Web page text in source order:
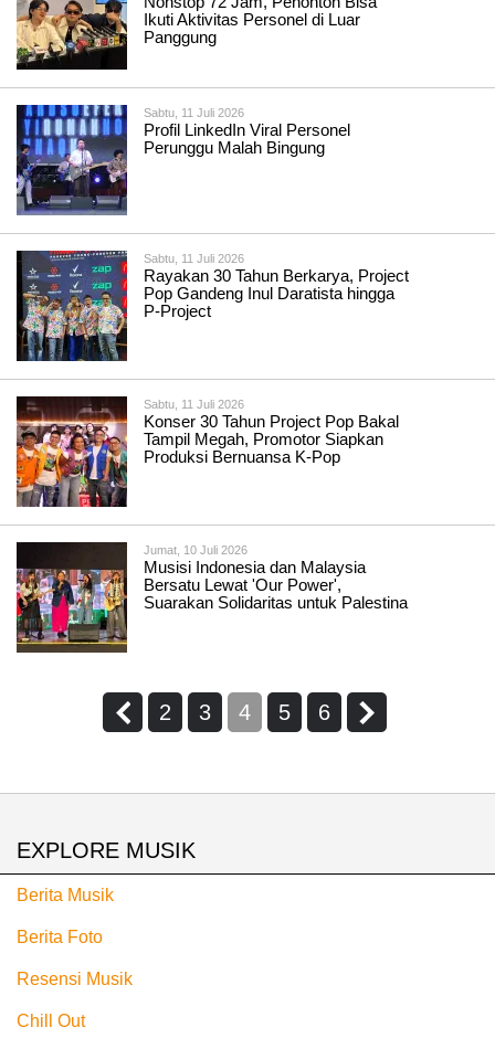
Ikuti Aktivitas Personel di Luar
Panggung
Sabtu, 11 Juli 2026
Profil LinkedIn Viral Personel
Perunggu Malah Bingung
Sabtu, 11 Juli 2026
Rayakan 30 Tahun Berkarya, Project
Pop Gandeng Inul Daratista hingga
P-Project
Sabtu, 11 Juli 2026
Konser 30 Tahun Project Pop Bakal
Tampil Megah, Promotor Siapkan
Produksi Bernuansa K-Pop
Jumat, 10 Juli 2026
Musisi Indonesia dan Malaysia
Bersatu Lewat 'Our Power',
Suarakan Solidaritas untuk Palestina
2 3 4 5 6
EXPLORE MUSIK
Berita Musik
Berita Foto
Resensi Musik
Chill Out